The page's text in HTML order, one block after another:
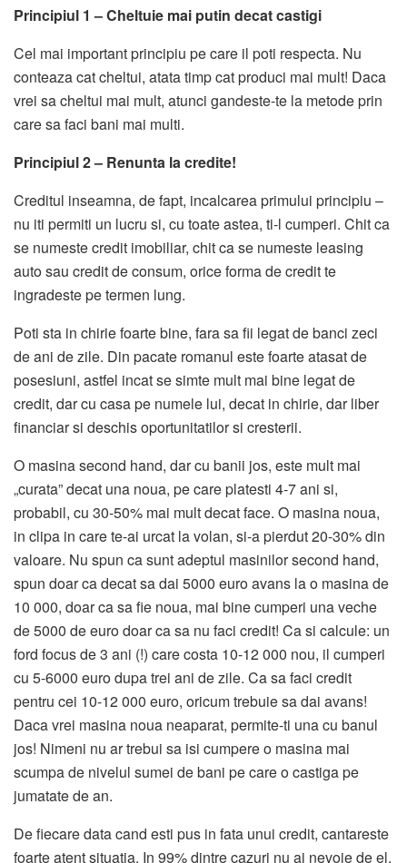
Principiul 1 – Cheltuie mai putin decat castigi
Cel mai important principiu pe care il poti respecta. Nu
conteaza cat cheltui, atata timp cat produci mai mult! Daca
vrei sa cheltui mai mult, atunci gandeste-te la metode prin
care sa faci bani mai multi.
Principiul 2 – Renunta la credite!
Creditul inseamna, de fapt, incalcarea primului principiu –
nu iti permiti un lucru si, cu toate astea, ti-l cumperi. Chit ca
se numeste credit imobiliar, chit ca se numeste leasing
auto sau credit de consum, orice forma de credit te
ingradeste pe termen lung.
Poti sta in chirie foarte bine, fara sa fii legat de banci zeci
de ani de zile. Din pacate romanul este foarte atasat de
posesiuni, astfel incat se simte mult mai bine legat de
credit, dar cu casa pe numele lui, decat in chirie, dar liber
financiar si deschis oportunitatilor si cresterii.
O masina second hand, dar cu banii jos, este mult mai
„curata” decat una noua, pe care platesti 4-7 ani si,
probabil, cu 30-50% mai mult decat face. O masina noua,
in clipa in care te-ai urcat la volan, si-a pierdut 20-30% din
valoare. Nu spun ca sunt adeptul masinilor second hand,
spun doar ca decat sa dai 5000 euro avans la o masina de
10 000, doar ca sa fie noua, mai bine cumperi una veche
de 5000 de euro doar ca sa nu faci credit! Ca si calcule: un
ford focus de 3 ani (!) care costa 10-12 000 nou, il cumperi
cu 5-6000 euro dupa trei ani de zile. Ca sa faci credit
pentru cei 10-12 000 euro, oricum trebuie sa dai avans!
Daca vrei masina noua neaparat, permite-ti una cu banul
jos! Nimeni nu ar trebui sa isi cumpere o masina mai
scumpa de nivelul sumei de bani pe care o castiga pe
jumatate de an.
De fiecare data cand esti pus in fata unui credit, cantareste
foarte atent situatia. In 99% dintre cazuri nu ai nevoie de el,